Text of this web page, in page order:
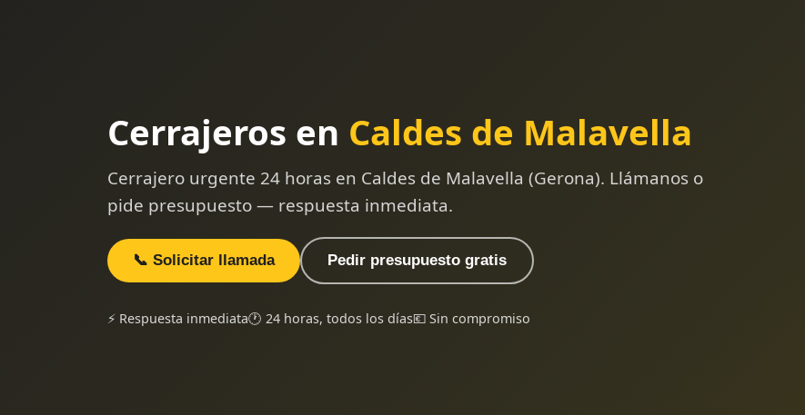
Cerrajeros en Caldes de Malavella
Cerrajero urgente 24 horas en Caldes de Malavella (Gerona). Llámanos o
pide presupuesto — respuesta inmediata.
📞 Solicitar llamada Pedir presupuesto gratis
⚡ Respuesta inmediata🕐 24 horas, todos los días💶 Sin compromiso